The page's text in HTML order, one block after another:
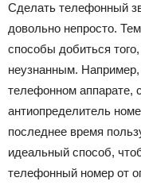
Сделать телефонный
довольно непросто.
способы добиться
неузнанным. Например,
телефонном аппарате,
антиопределитель
последнее время
идеальный способ,
телефонный номер от